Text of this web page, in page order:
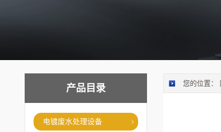
产品目录
电镀废水处理设备
您的位置：